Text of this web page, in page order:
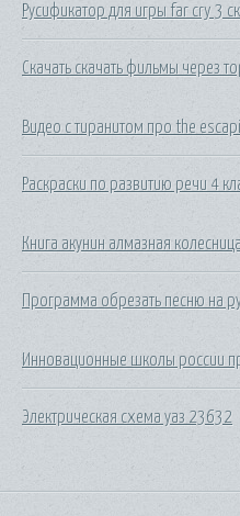
Русификатор для игры far cry 3
Скачать скачать фильмы через
Видео с тиранитом про the
Раскраски по развитию речи 4
Книга акунин алмазная колесница
Программа обрезать песню на
Инновационные школы россии
Электрическая схема уаз 23632